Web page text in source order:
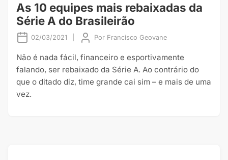
As 10 equipes mais rebaixadas da
Série A do Brasileirão
02/03/2021 Por Francisco Geovane
Não é nada fácil, financeiro e esportivamente
falando, ser rebaixado da Série A. Ao contrário do
que o ditado diz, time grande cai sim – e mais de uma
vez.